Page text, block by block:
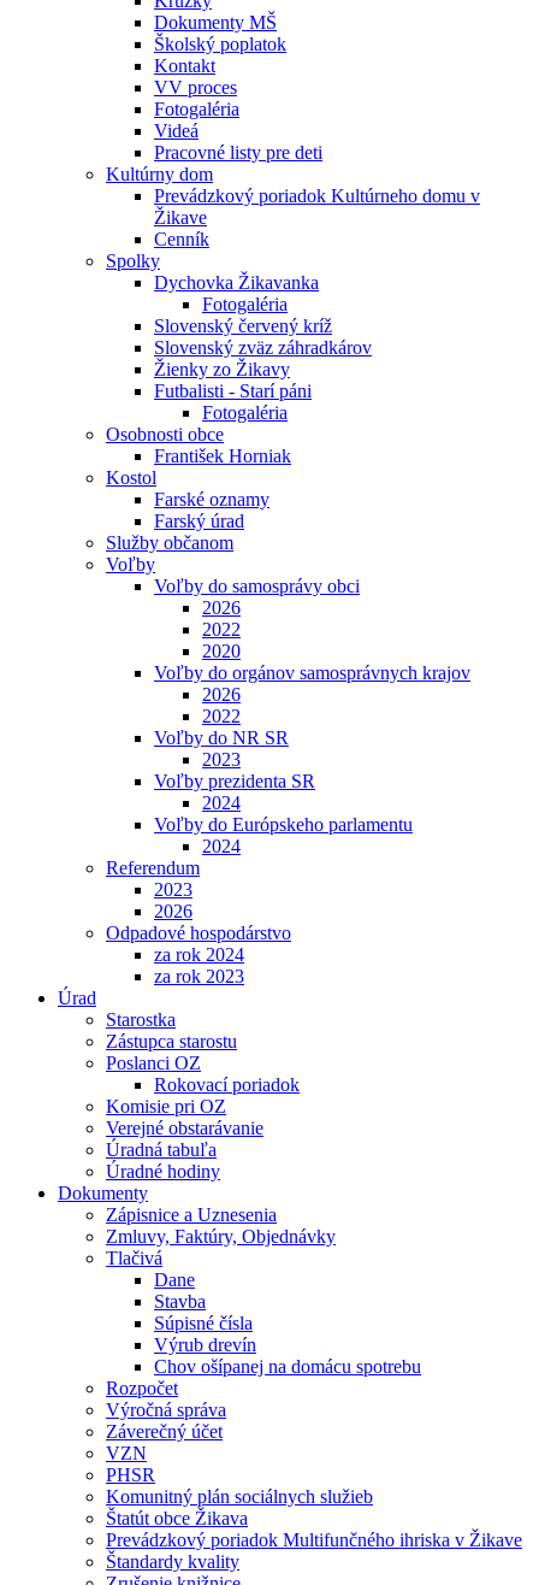
Dokumenty MŠ
Školský poplatok
Kontakt
VV proces
Fotogaléria
Videá
Pracovné listy pre deti
Kultúrny dom
Prevádzkový poriadok Kultúrneho domu v
Žikave
Cenník
Spolky
Dychovka Žikavanka
Fotogaléria
Slovenský červený kríž
Slovenský zväz záhradkárov
Žienky zo Žikavy
Futbalisti - Starí páni
Fotogaléria
Osobnosti obce
František Horniak
Kostol
Farské oznamy
Farský úrad
Služby občanom
Voľby
Voľby do samosprávy obci
2026
2022
2020
Voľby do orgánov samosprávnych krajov
2026
2022
Voľby do NR SR
2023
Voľby prezidenta SR
2024
Voľby do Európskeho parlamentu
2024
Referendum
2023
2026
Odpadové hospodárstvo
za rok 2024
za rok 2023
Úrad
Starostka
Zástupca starostu
Poslanci OZ
Rokovací poriadok
Komisie pri OZ
Verejné obstarávanie
Úradná tabuľa
Úradné hodiny
Dokumenty
Zápisnice a Uznesenia
Zmluvy, Faktúry, Objednávky
Tlačivá
Dane
Stavba
Súpisné čísla
Výrub drevín
Chov ošípanej na domácu spotrebu
Rozpočet
Výročná správa
Záverečný účet
VZN
PHSR
Komunitný plán sociálnych služieb
Štatút obce Žikava
Prevádzkový poriadok Multifunčného ihriska v Žikave
Štandardy kvality